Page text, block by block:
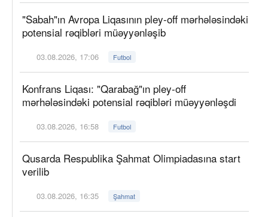
"Sabah"ın Avropa Liqasının pley-off mərhələsindəki
potensial rəqibləri müəyyənləşib
03.08.2026, 17:06 Futbol
Konfrans Liqası: "Qarabağ"ın pley-off
mərhələsindəki potensial rəqibləri müəyyənləşdi
03.08.2026, 16:58 Futbol
Qusarda Respublika Şahmat Olimpiadasına start
verilib
03.08.2026, 16:35 Şahmat